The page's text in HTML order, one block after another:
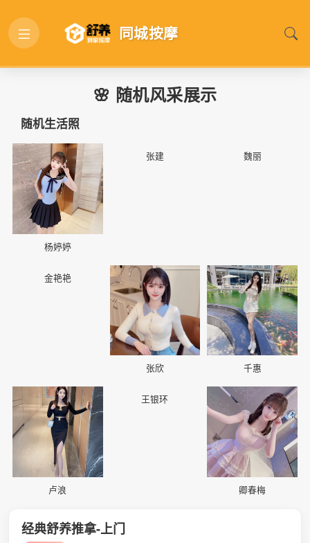
同城按摩
🌸 随机风采展示
随机生活照
📷
杨婷婷
张建 魏丽
金艳艳 📷
张欣
📷
千惠
📷
卢浪
王银环 📷
卿春梅
经典舒养推拿-上门